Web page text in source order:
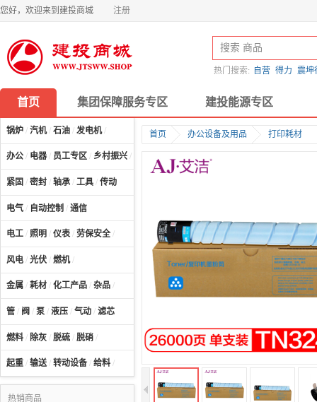
您好，欢迎来到建投商城 注册
热门搜索: 自营 得力 震坤
首页 集团保障服务专区 建投能源专区
锅炉 / 汽机/ 石油 / 发电机/
办公 / 电器 / 员工专区 / 乡村振兴 / 计算机及配件
紧固 / 密封 / 轴承 / 工具 / 传动
电气 / 自动控制 / 通信
电工 / 照明 / 仪表 / 劳保安全 /
风电 / 光伏 / 燃机/
金属 / 耗材 / 化工产品 / 杂品 /
管 / 阀 / 泵 / 液压 / 气动 / 滤芯
燃料 / 除灰 / 脱硫 / 脱硝 /
起重 / 输送/ 转动设备 / 给料 /
热销商品
首页 办公设备及用品 打印耗材